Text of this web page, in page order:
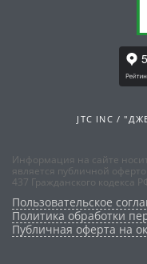
JTC INC /
Информация на сайте
является публичной
437 Гражданского кодекса
Пользовательское
Политика обработки
Публичная оферта на